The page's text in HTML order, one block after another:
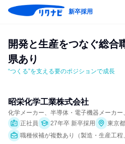
新卒採用
開発と生産をつなぐ総合
県あり
“つくる”を支える要のポジションで成長
昭栄化学工業株式会社
化学メーカー、半導体・電子機器メーカー
正社員
27年卒 新卒採用
東京
職種候補が複数あり（製造・生産工